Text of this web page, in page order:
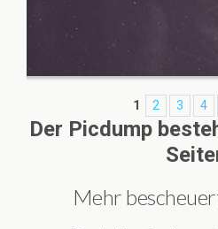
1 2 3 4
Der Picdump
Mehr